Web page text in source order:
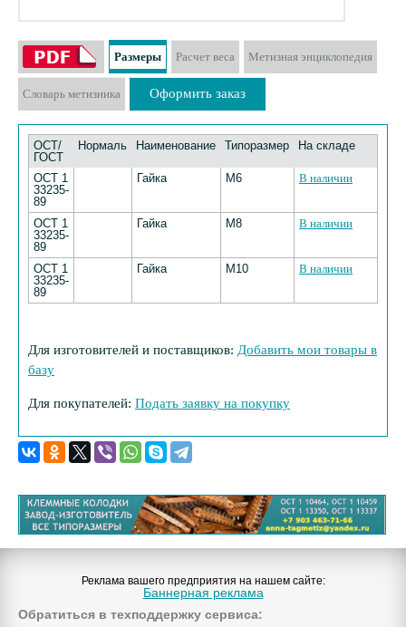
Размеры Расчет веса Метизная энциклопедия
Словарь метизника Оформить заказ
ОСТ/
ГОСТ
Нормаль Наименование Типоразмер На складе
ОСТ 1
33235-
89
Гайка М6 В наличии
ОСТ 1
33235-
89
Гайка М8 В наличии
ОСТ 1
33235-
89
Гайка М10 В наличии
Для изготовителей и поставщиков: Добавить мои товары в
базу
Для покупателей: Подать заявку на покупку
Реклама вашего предприятия на нашем сайте:
Баннерная реклама
Обратиться в техподдержку сервиса: